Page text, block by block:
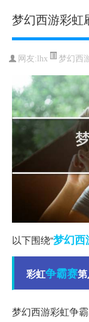
梦幻西游彩虹
网友: lhx 梦幻西
以下围绕“梦幻西
彩虹争霸赛
梦幻西游彩虹争